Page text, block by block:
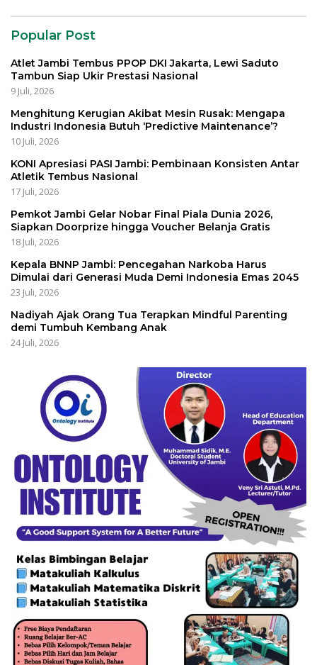
Popular Post
Atlet Jambi Tembus PPOP DKI Jakarta, Lewi Saduto
Tambun Siap Ukir Prestasi Nasional
9 Juli, 2026
Menghitung Kerugian Akibat Mesin Rusak: Mengapa
Industri Indonesia Butuh ‘Predictive Maintenance’?
10 Juli, 2026
KONI Apresiasi PASI Jambi: Pembinaan Konsisten Antar
Atletik Tembus Nasional
17 Juli, 2026
Pemkot Jambi Gelar Nobar Final Piala Dunia 2026,
Siapkan Doorprize hingga Voucher Belanja Gratis
18 Juli, 2026
Kepala BNNP Jambi: Pencegahan Narkoba Harus
Dimulai dari Generasi Muda Demi Indonesia Emas 2045
23 Juli, 2026
Nadiyah Ajak Orang Tua Terapkan Mindful Parenting
demi Tumbuh Kembang Anak
24 Juli, 2026